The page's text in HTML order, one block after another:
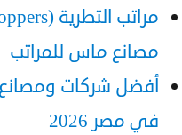
مصانع ماس للمراتب
أفضل شركات
في مصر 2026